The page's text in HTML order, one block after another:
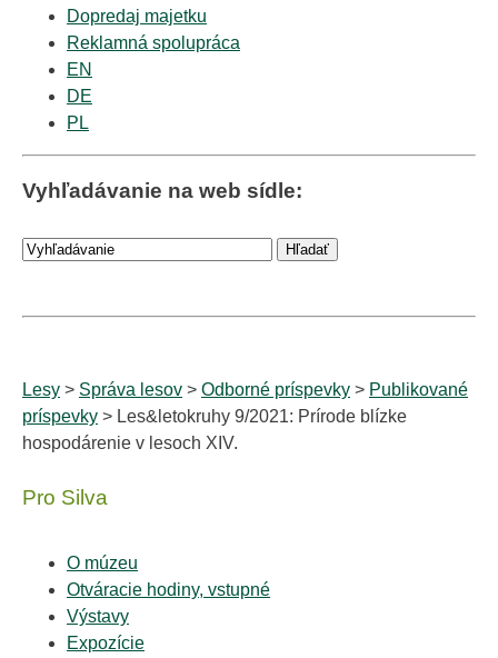
Dopredaj majetku
Reklamná spolupráca
EN
DE
PL
Vyhľadávanie na web sídle:
Lesy > Správa lesov > Odborné príspevky > Publikované
príspevky > Les&letokruhy 9/2021: Prírode blízke
hospodárenie v lesoch XIV.
Pro Silva
O múzeu
Otváracie hodiny, vstupné
Výstavy
Expozície